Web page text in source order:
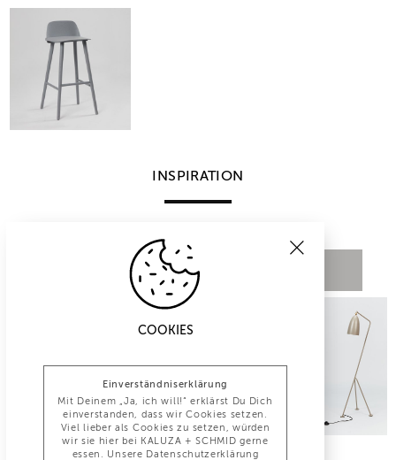
INSPIRATION
COOKIES
Einverständniserklärung
Mit Deinem „Ja, ich will!“ erklärst Du Dich
einverstanden, dass wir Cookies setzen.
Viel lieber als Cookies zu setzen, würden
wir sie hier bei KALUZA + SCHMID gerne
essen. Unsere Datenschutzerklärung